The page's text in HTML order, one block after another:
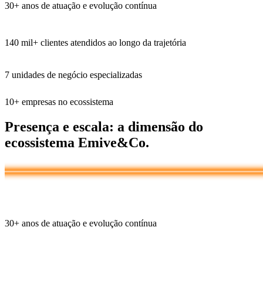
30+ anos de atuação e evolução contínua
140 mil+ clientes atendidos ao longo da trajetória
7 unidades de negócio especializadas
10+ empresas no ecossistema
Presença e escala: a dimensão do
ecossistema Emive&Co.
30+ anos de atuação e evolução contínua